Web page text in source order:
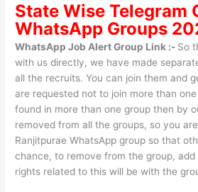
State WiseTelegram
WhatsApp Groups
WhatsApp Job Alert Group Link :- So
with us directly, we have made
all the recruits. You can join them and
are requested not to join more than
found in more than one group then by
removed from all the groups, so you
Ranjitpurae WhatsApp group so that
chance, to remove from the group,
rights related to this will be with the